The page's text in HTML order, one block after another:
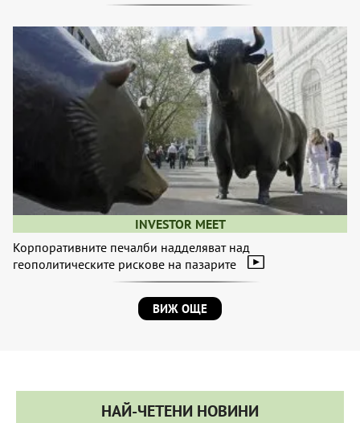
INVESTOR MEET
Корпоративните печалби надделяват над
геополитическите рискове на пазарите
ВИЖ ОЩЕ
НАЙ-ЧЕТЕНИ НОВИНИ